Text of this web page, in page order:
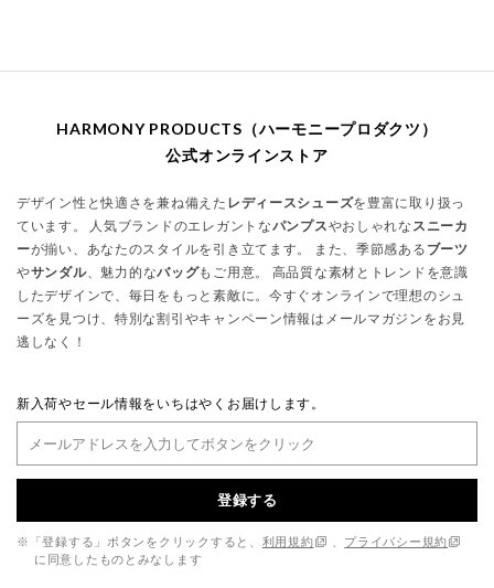
HARMONY PRODUCTS（ハーモニープロダクツ）
公式オンラインストア
デザイン性と快適さを兼ね備えた レディースシューズを豊富に取り扱っ
ています。 人気ブランドのエレガントなパンプスやおしゃれな スニーカ
ーが揃い、あなたのスタイルを引き立てます。 また、季節感ある ブーツ
やサンダル、魅力的なバッグもご用意。 高品質な素材とトレンドを意識
したデザインで、毎日をもっと素敵に。今すぐオンラインで理想のシュ
ーズを見つけ、特別な割引やキャンペーン情報はメールマガジンをお見
逃しなく！
新入荷やセール情報をいちはやくお届けします。
登録する
※「登録する」ボタンをクリックすると、 利用規約
プライバシー規約
に同意したものとみなします